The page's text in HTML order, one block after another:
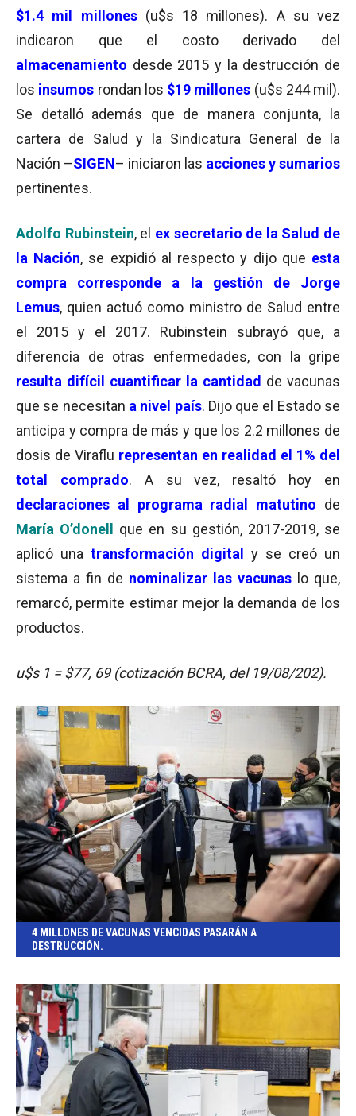
$1.4 mil millones (u$s 18 millones). A su vez
indicaron que el costo derivado del
almacenamiento desde 2015 y la destrucción de
los insumos rondan los $19 millones (u$s 244 mil).
Se detalló además que de manera conjunta, la
cartera de Salud y la Sindicatura General de la
Nación –SIGEN– iniciaron las acciones y sumarios
pertinentes.
Adolfo Rubinstein, el ex secretario de la Salud de
la Nación, se expidió al respecto y dijo que esta
compra corresponde a la gestión de Jorge
Lemus, quien actuó como ministro de Salud entre
el 2015 y el 2017. Rubinstein subrayó que, a
diferencia de otras enfermedades, con la gripe
resulta difícil cuantificar la cantidad de vacunas
que se necesitan a nivel país. Dijo que el Estado se
anticipa y compra de más y que los 2.2 millones de
dosis de Viraflu representan en realidad el 1% del
total comprado. A su vez, resaltó hoy en
declaraciones al
programa radial matutino de
María O’donell
que en su gestión, 2017-2019, se
aplicó una transformación digital
y se creó un
sistema a fin de nominalizar las vacunas lo que,
remarcó, permite estimar mejor la demanda de los
productos.
u$s 1 = $77, 69 (cotización BCRA, del 19/08/202).
4 MILLONES DE VACUNAS VENCIDAS PASARÁN A
DESTRUCCIÓN.